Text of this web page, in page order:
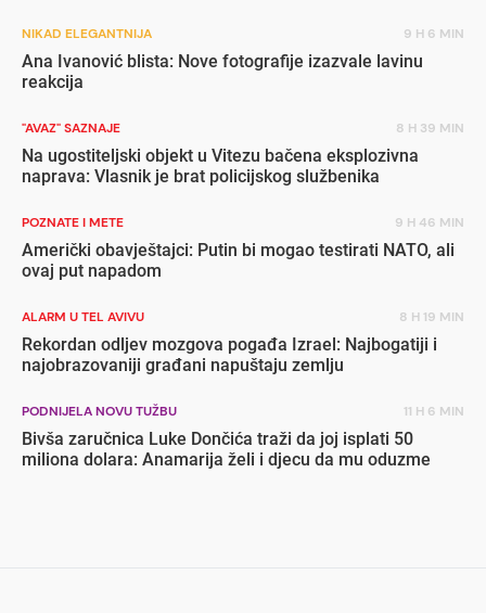
NIKAD ELEGANTNIJA 9 H 6 MIN
Ana Ivanović blista: Nove fotografije izazvale lavinu
reakcija
"AVAZ" SAZNAJE 8 H 39 MIN
Na ugostiteljski objekt u Vitezu bačena eksplozivna
naprava: Vlasnik je brat policijskog službenika
POZNATE I METE 9 H 46 MIN
Američki obavještajci: Putin bi mogao testirati NATO, ali
ovaj put napadom
ALARM U TEL AVIVU 8 H 19 MIN
Rekordan odljev mozgova pogađa Izrael: Najbogatiji i
najobrazovaniji građani napuštaju zemlju
PODNIJELA NOVU TUŽBU 11 H 6 MIN
Bivša zaručnica Luke Dončića traži da joj isplati 50
miliona dolara: Anamarija želi i djecu da mu oduzme